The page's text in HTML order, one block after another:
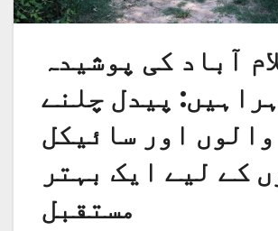
آباد کی پوشیدہ
پیدل چلنے
والوں اور سائیکل
کے لیے ایک بہتر
مستقبل